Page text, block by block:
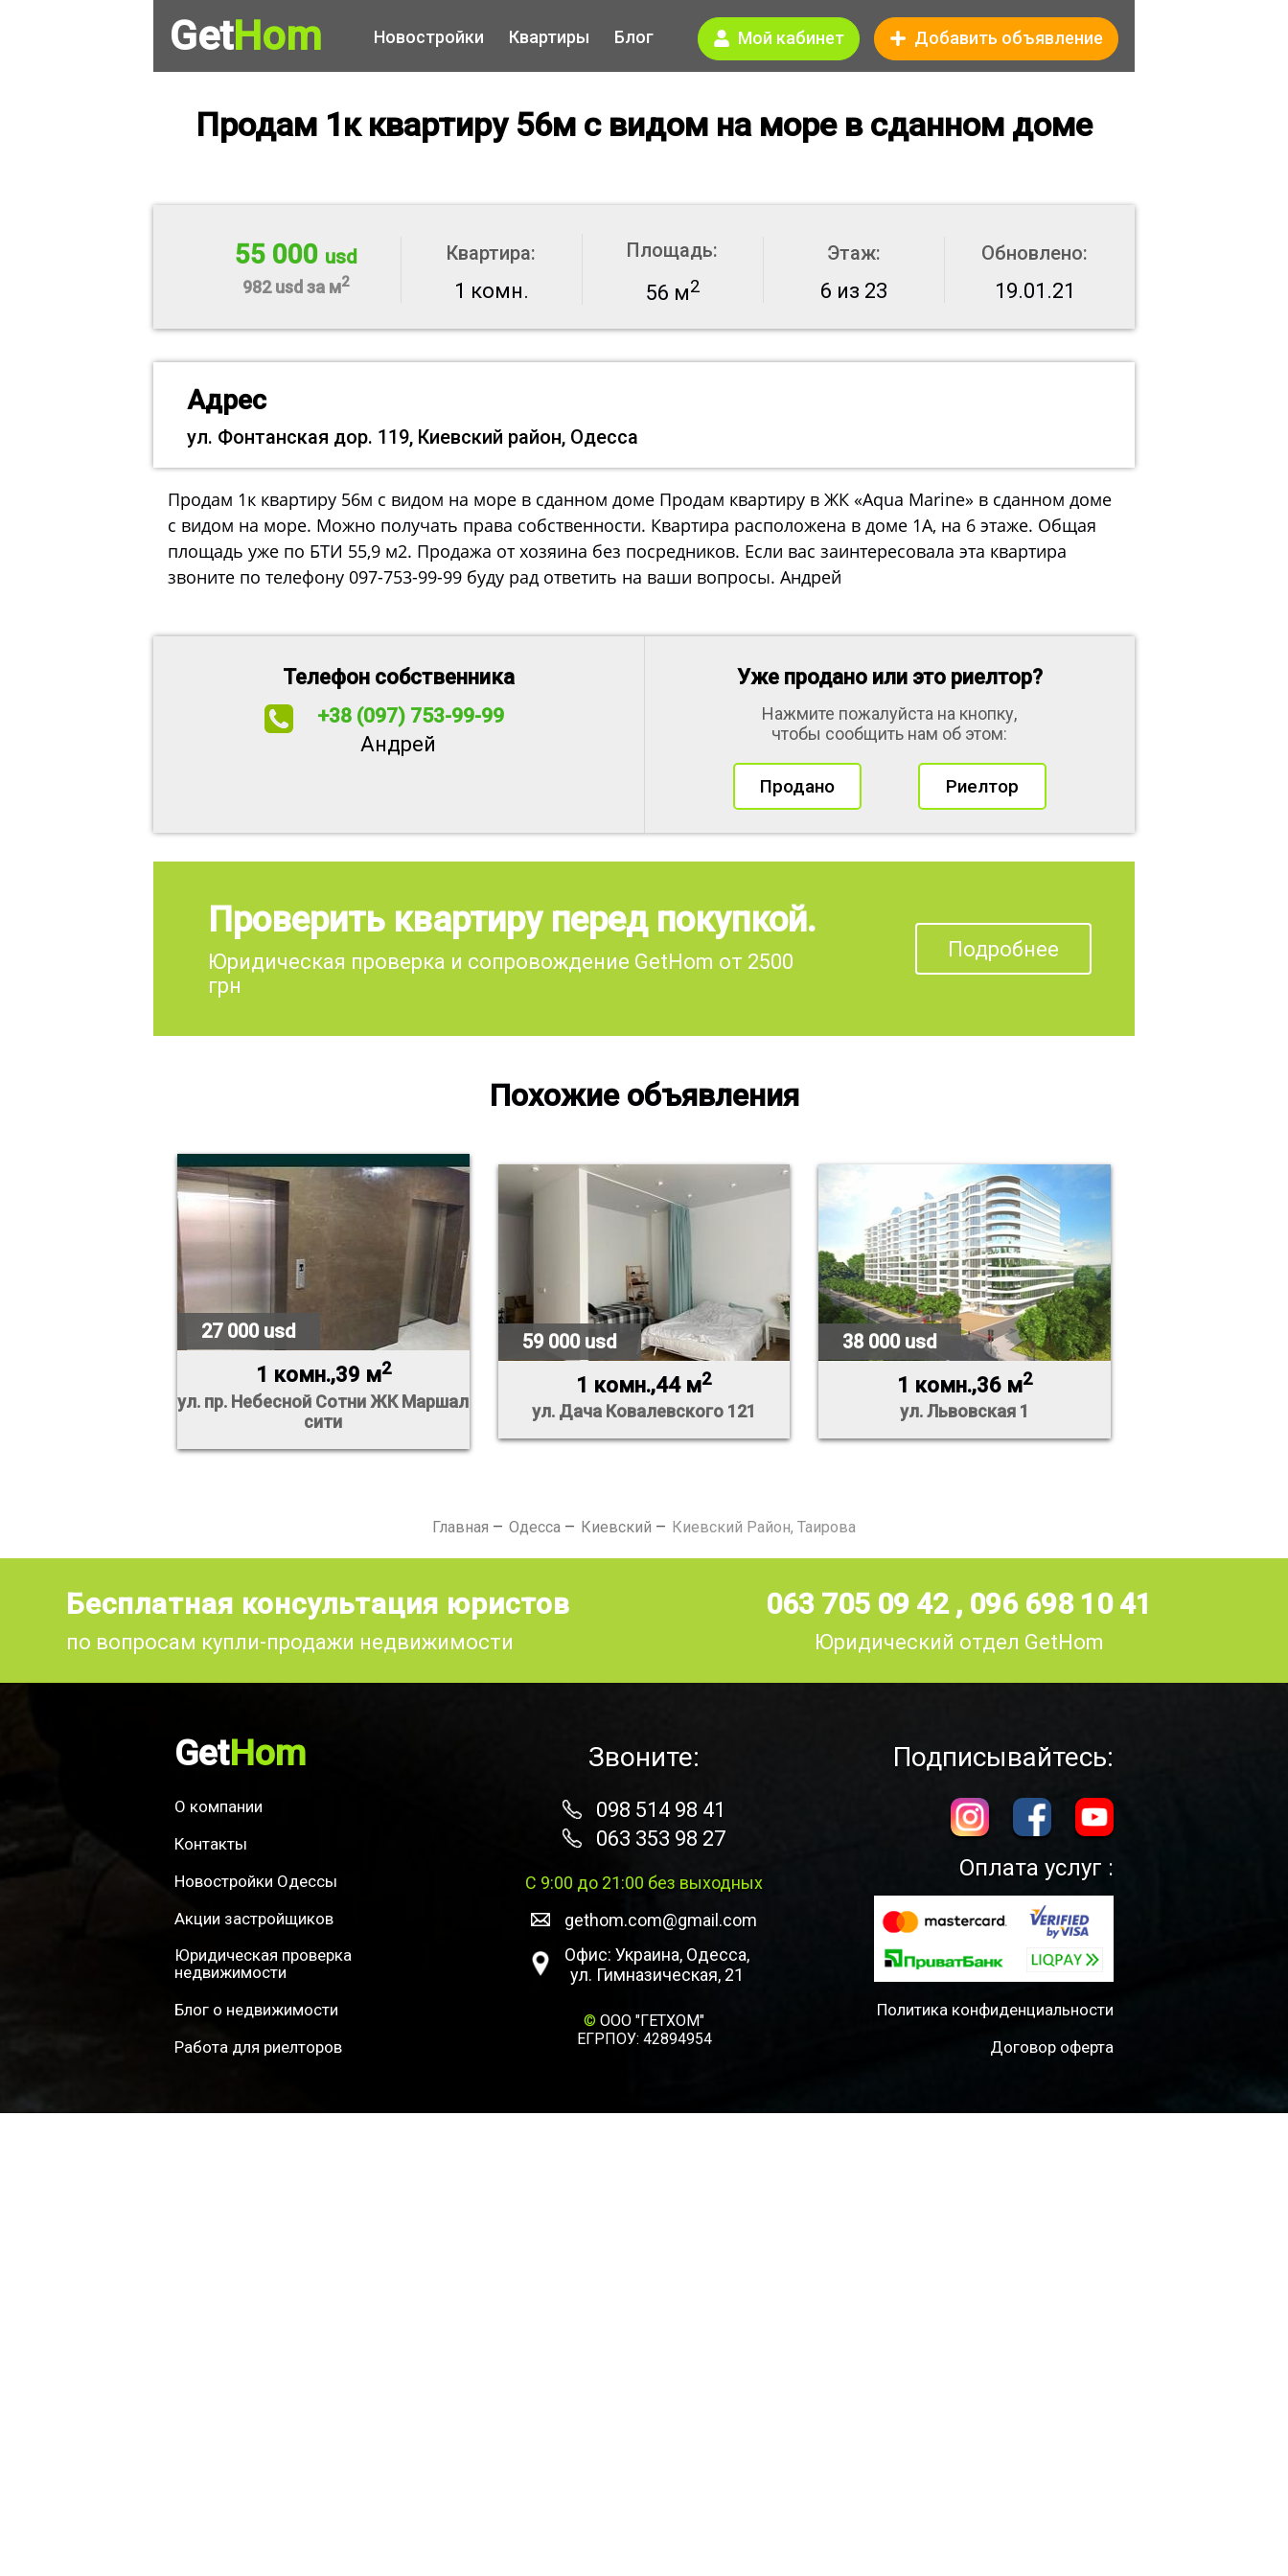
GetHom Новостройки Квартиры Блог Мой кабинет Добавить объявление
Продам 1к квартиру 56м с видом на море в сданном доме
55 000 usd
982 usd за м2
Квартира:
1 комн.
Площадь:
56 м2
Этаж:
6 из 23
Обновлено:
19.01.21
Адрес
ул. Фонтанская дор. 119, Киевский район, Одесса
Продам 1к квартиру 56м с видом на море в сданном доме Продам квартиру в ЖК «Aqua Мarine» в сданном доме
с видом на море. Можно получать права собственности. Квартира расположена в доме 1А, на 6 этаже. Общая
площадь уже по БТИ 55,9 м2. Продажа от хозяина без посредников. Если вас заинтересовала эта квартира
звоните по телефону 097-753-99-99 буду рад ответить на ваши вопросы. Андрей
Телефон собственника
+38 (097) 753-99-99
Андрей
Уже продано или это риелтор?
Нажмите пожалуйста на кнопку,
чтобы сообщить нам об этом:
Продано Риелтор
Проверить квартиру перед покупкой.
Юридическая проверка и сопровождение GetHom от 2500
грн
Подробнее
Похожие объявления
27 000 usd
1 комн.,39 м2
ул. пр. Небесной Сотни ЖК Маршал
сити
59 000 usd
1 комн.,44 м2
ул. Дача Ковалевского 121
38 000 usd
1 комн.,36 м2
ул. Львовская 1
Главная Одесса Киевский Киевский Район, Таирова
Бесплатная консультация юристов
по вопросам купли-продажи недвижимости
063 705 09 42 , 096 698 10 41
Юридический отдел GetHom
GetHom
О компании
Контакты
Новостройки Одессы
Акции застройщиков
Юридическая проверка
недвижимости
Блог о недвижимости
Работа для риелторов
Звоните:
098 514 98 41
063 353 98 27
С 9:00 до 21:00 без выходных
gethom.com@gmail.com
Офис: Украина, Одесса,
ул. Гимназическая, 21
© ООО "ГЕТХОМ"
ЕГРПОУ: 42894954
Подписывайтесь:
Оплата услуг :
Политика конфиденциальности
Договор оферта